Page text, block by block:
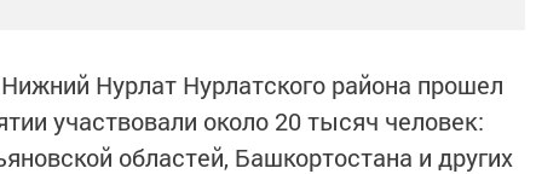
Нурлат Нурлатского района прошел
участвовали около 20 тысяч человек:
областей, Башкортостана и других